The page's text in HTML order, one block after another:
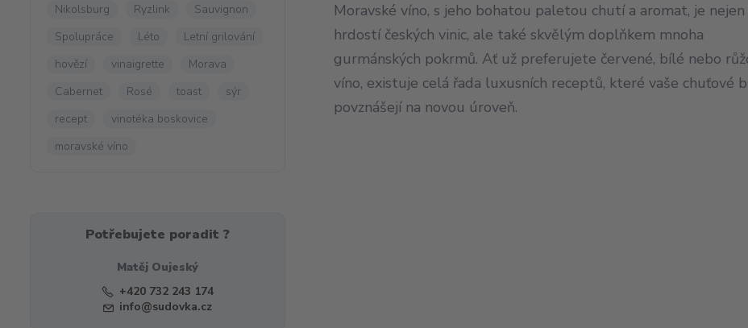
Nikolsburg
Ryzlink
Sauvignon
Spolupráce
Léto
Letní grilování
hovězí
vinaigrette
Morava
Cabernet
Rosé toast
sýr
recept
vinotéka boskovice
moravské víno
Potřebujete poradit ?
Matěj Oujeský
+420 732 243 174
info@sudovka.cz
Moravské víno, s jeho bohatou paletou chutí a aromat, je nejen
hrdostí českých vinic, ale také skvělým doplňkem mnoha
gurmánských pokrmů. Ať už preferujete červené, bílé nebo
víno, existuje celá řada luxusních receptů, které vaše chuťové
povznášejí na novou úroveň.